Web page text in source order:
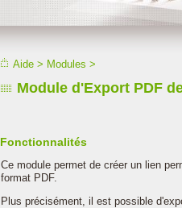
Aide > Modules >
Module d'Export PDF
Fonctionnalités
Ce module permet de créer un lien
format PDF.
Plus précisément, il est possible